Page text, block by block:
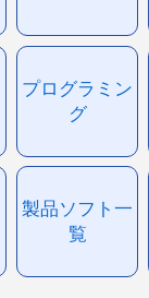
プログラミン
グ
製品ソフト一
覧